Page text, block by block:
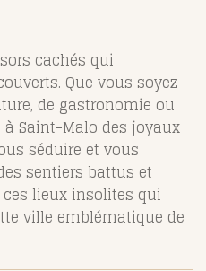
cachés qui
Que vous soyez
de gastronomie ou
Saint-Malo des joyaux
séduire et vous
sentiers battus et
lieux insolites qui
ville emblématique de